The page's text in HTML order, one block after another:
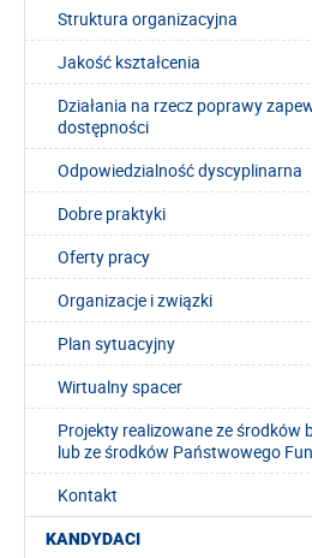
Struktura organizacyjna
Jakość kształcenia
Działania na rzecz poprawy
dostępności
Odpowiedzialność dyscyplinarna
Dobre praktyki
Oferty pracy
Organizacje i związki
Plan sytuacyjny
Wirtualny spacer
Projekty realizowane ze środków
lub ze środków Państwowego
Kontakt
KANDYDACI